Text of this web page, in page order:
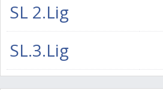
SL 2.Lig
SL.3.Lig